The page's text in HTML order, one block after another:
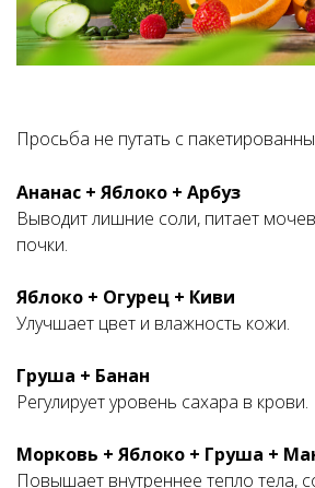
Просьба не путать с
Ананас + Яблоко + Арбуз
Выводит лишние соли, питает
почки.
Яблоко + Огурец + Киви
Улучшает цвет и влажность кожи.
Груша + Банан
Регулирует уровень сахара в крови.
Морковь + Яблоко + Груша +
Повышает внутреннее тепло тела,